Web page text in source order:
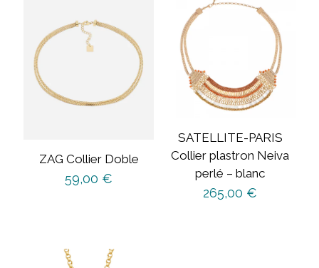
ZAG Collier Doble
59,00 €
SATELLITE-PARIS
Collier plastron Neiva
perlé – blanc
265,00 €